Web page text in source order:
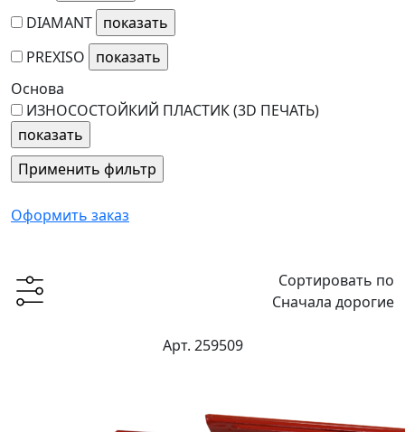
DIAMANT
PREXISO
Основа
ИЗНОСОСТОЙКИЙ ПЛАСТИК (3D ПЕЧАТЬ)
Оформить заказ
Сортировать по
Сначала дорогие
Арт. 259509